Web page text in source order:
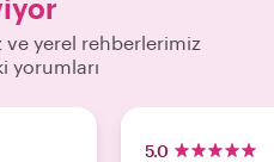
ve yerel rehberlerimiz
yorumları
5.0